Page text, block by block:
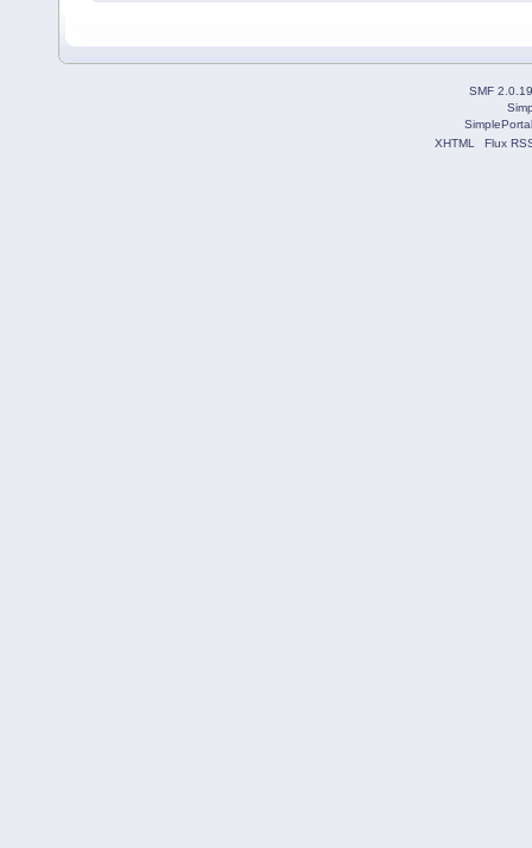
SMF 2.0.19
XHTML
Flux